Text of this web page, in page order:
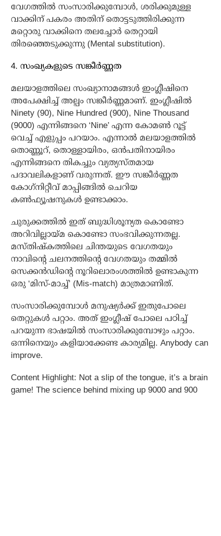
വേഗത്തില്‍ സംസാരിക്കുമ്പോള്‍, ശരിക്കുമുള്ള
വാക്കിന് പകരം അതിന് തൊട്ടടുത്തിരിക്കുന്ന
മറ്റൊരു വാക്കിനെ തലച്ചോര്‍ തെറ്റായി
തിരഞ്ഞെടുക്കുന്നു (Mental substitution).
4. സംഖ്യകളുടെ സങ്കീര്‍ണ്ണത
മലയാളത്തിലെ സംഖ്യാനാമങ്ങള്‍ ഇംഗ്ലീഷിനെ
അപേക്ഷിച്ച് അല്പം സങ്കീര്‍ണ്ണമാണ്. ഇംഗ്ലീഷില്‍
Ninety (90), Nine Hundred (900), Nine Thousand
(9000) എന്നിങ്ങനെ ‘Nine’ എന്ന കോമണ്‍ റൂട്ട്
വെച്ച് എളുപ്പം പറയാം. എന്നാല്‍ മലയാളത്തില്‍
തൊണ്ണൂറ്, തൊള്ളായിരം, ഒന്‍പതിനായിരം
എന്നിങ്ങനെ തികച്ചും വ്യത്യസ്തമായ
പദാവലികളാണ് വരുന്നത്. ഈ സങ്കീര്‍ണ്ണത
കോഗ്‌നിറ്റീവ് മാപ്പിങ്ങില്‍ ചെറിയ
കണ്‍ഫ്യൂഷനുകള്‍ ഉണ്ടാക്കാം.
ചുരുക്കത്തില്‍ ഇത് ബുദ്ധിശൂന്യത കൊണ്ടോ
അറിവില്ലായ്മ കൊണ്ടോ സംഭവിക്കുന്നതല്ല.
മസ്തിഷ്‌കത്തിലെ ചിന്തയുടെ വേഗതയും
നാവിന്റെ ചലനത്തിന്റെ വേഗതയും തമ്മില്‍
സെക്കന്‍ഡിന്റെ നൂറിലൊരംശത്തില്‍ ഉണ്ടാകുന്ന
ഒരു ‘മിസ്-മാച്ച്’ (Mis-match) മാത്രമാണിത്.
സംസാരിക്കുമ്പോള്‍ മനുഷ്യര്‍ക്ക് ഇതുപോലെ
തെറ്റുകള്‍ പറ്റാം. അത് ഇംഗ്ലീഷ് പോലെ പഠിച്ച്
പറയുന്ന ഭാഷയില്‍ സംസാരിക്കുമ്പോഴും പറ്റാം.
ഒന്നിനെയും കളിയാക്കേണ്ട കാര്യമില്ല. Anybody can
improve.
Content Highlight: Not a slip of the tongue, it’s a brain
game! The science behind mixing up 9000 and 900